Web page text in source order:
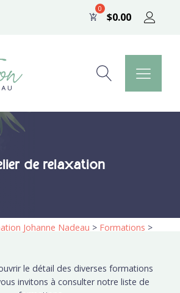
$0.00
de relaxation
Johanne Nadeau > Formations >
le détail des diverses formations
invitons à consulter notre liste de